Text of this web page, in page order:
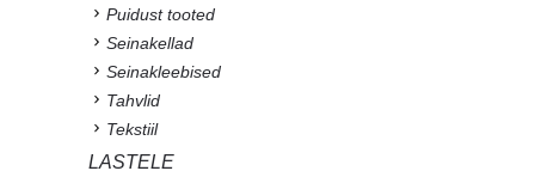
Puidust tooted
Seinakellad
Seinakleebised
Tahvlid
Tekstiil
LASTELE